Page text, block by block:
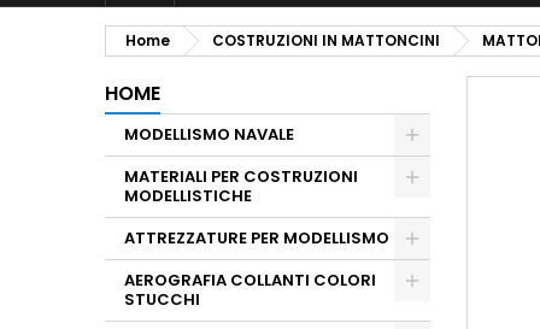
Home COSTRUZIONI IN MATTONCINI
HOME
MODELLISMO NAVALE
MATERIALI PER COSTRUZIONI
MODELLISTICHE
ATTREZZATURE PER MODELLISMO
AEROGRAFIA COLLANTI COLORI
STUCCHI